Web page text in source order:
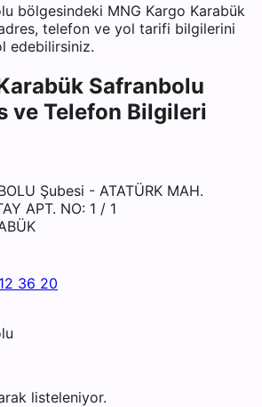
bölgesindeki MNG Kargo Karabük
telefon ve yol tarifi bilgilerini
edebilirsiniz.
Safranbolu
ve Telefon Bilgileri
Şubesi - ATATÜRK MAH.
APT. NO: 1 / 1
36 20
listeleniyor.